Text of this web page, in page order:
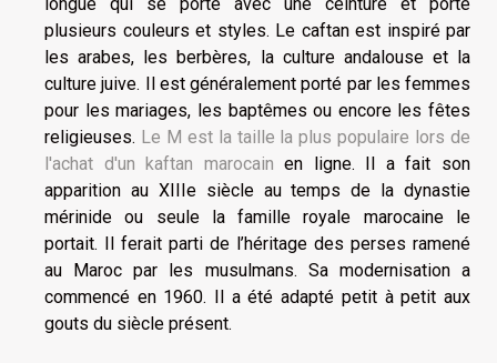
plusieurs couleurs et styles. Le caftan est inspiré par
les arabes, les berbères, la culture andalouse et la
culture juive. Il est généralement porté par les femmes
pour les mariages, les baptêmes ou encore les fêtes
religieuses. Le M est la taille la plus populaire lors de
l'achat d'un kaftan marocain en ligne. Il a fait son
apparition au XIIIe siècle au temps de la dynastie
mérinide ou seule la famille royale marocaine le
portait. Il ferait parti de l’héritage des perses ramené
au Maroc par les musulmans. Sa modernisation a
commencé en 1960. Il a été adapté petit à petit aux
gouts du siècle présent.